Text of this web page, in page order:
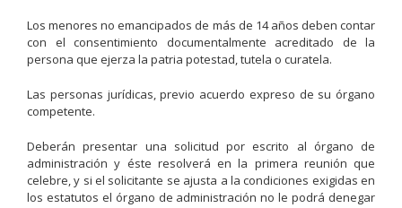
Los menores no emancipados de más de 14 años deben contar
con el consentimiento documentalmente acreditado de la
persona que ejerza la patria potestad, tutela o curatela.
Las personas jurídicas, previo acuerdo expreso de su órgano
competente.
Deberán presentar una solicitud por escrito al órgano de
administración y éste resolverá en la primera reunión que
celebre, y si el solicitante se ajusta a la condiciones exigidas en
los estatutos el órgano de administración no le podrá denegar